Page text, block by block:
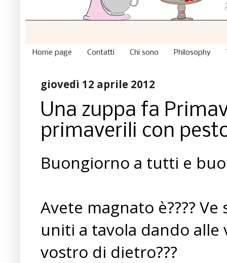
Home page Contatti Chi sono Philosophy
giovedì 12 aprile 2012
Una zuppa fa
primaverili con
Buongiorno a tutti e
Avete magnato è????
uniti a tavola dando
vostro di dietro???